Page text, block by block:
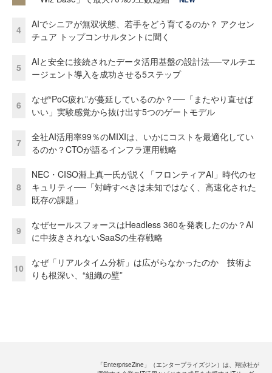
4
AIでシニアが無双状態、若手をどう育てるのか？ アクセン
チュア トップコンサルタントに聞く
5
AIと安全に接続されたデータ活用基盤の設計法──マルチエ
ージェント導入を成功させる5ステップ
6
なぜ“PoC疲れ”が蔓延しているのか？──「またやり直せば
いい」実験感覚から抜け出す5つのゲートモデル
7
全社AI活用率99％のMIXIは、いかにコストを最適化してい
るのか？CTOが語るインフラ運用戦略
8
NEC・CISO淵上真一氏が説く「フロンティアAI」時代のセ
キュリティ──「対峙すべきは未知ではなく、高速化された
既存の課題」
9
なぜセールスフォースはHeadless 360を発表したのか？AI
に中抜きされないSaaSの生存戦略
10
なぜ「リアルタイム分析」は広がらなかったのか 技術よ
りも根深い、“組織の壁”
「EnterpriseZine」（エンタープライズジン）は、翔泳社が